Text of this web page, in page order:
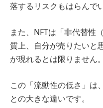
落するリスクもはらんで
また、NFTは「非代替性
質上、自分が売りたいと
が現れるとは限りません。
この「流動性の低さ」は
との大きな違いです。